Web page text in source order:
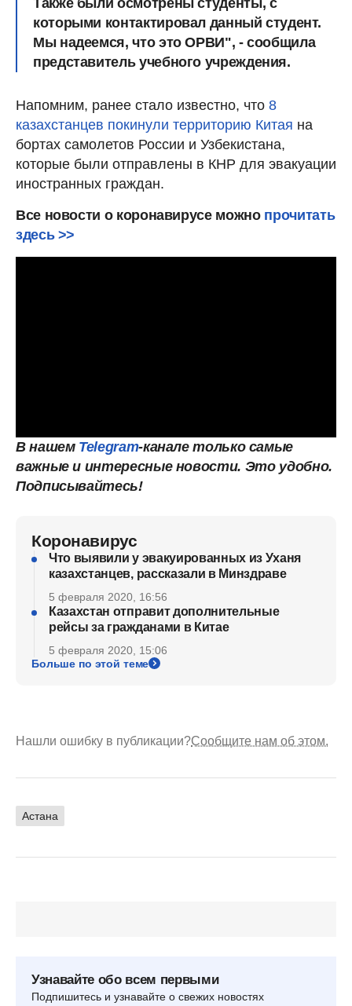
Также были осмотрены студенты, с
которыми контактировал данный студент.
Мы надеемся, что это ОРВИ", - сообщила
представитель учебного учреждения.
Напомним, ранее стало известно, что 8
казахстанцев покинули территорию Китая на
бортах самолетов России и Узбекистана,
которые были отправлены в КНР для эвакуации
иностранных граждан.
Все новости о коронавирусе можно прочитать
здесь >>
В нашем Telegram-канале только самые
важные и интересные новости. Это удобно.
Подписывайтесь!
Коронавирус
Что выявили у эвакуированных из Уханя
казахстанцев, рассказали в Минздраве
5 февраля 2020, 16:56
Казахстан отправит дополнительные
рейсы за гражданами в Китае
5 февраля 2020, 15:06
Больше по этой теме
Нашли ошибку в публикации?Сообщите нам об этом.
Астана
Узнавайте обо всем первыми
Подпишитесь и узнавайте о свежих новостях